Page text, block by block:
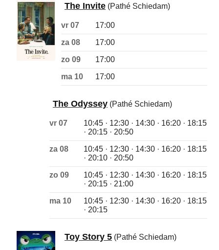
The Invite (Pathé Schiedam)
vr 07 17:00
za 08 17:00
zo 09 17:00
ma 10 17:00
The Odyssey (Pathé Schiedam)
vr 07
10:45 · 12:30 · 14:30 · 16:20 · 18:15
· 20:15 · 20:50
za 08
10:45 · 12:30 · 14:30 · 16:20 · 18:15
· 20:10 · 20:50
zo 09
10:45 · 12:30 · 14:30 · 16:20 · 18:15
· 20:15 · 21:00
ma 10
10:45 · 12:30 · 14:30 · 16:20 · 18:15
· 20:15
Toy Story 5 (Pathé Schiedam)